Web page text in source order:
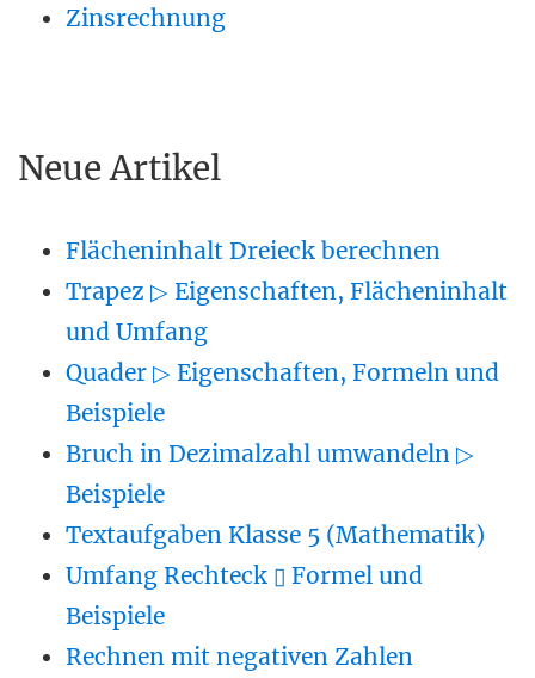
Zinsrechnung
Neue Artikel
Flächeninhalt Dreieck berechnen
Trapez ▷ Eigenschaften, Flächeninhalt
und Umfang
Quader ▷ Eigenschaften, Formeln und
Beispiele
Bruch in Dezimalzahl umwandeln ▷
Beispiele
Textaufgaben Klasse 5 (Mathematik)
Umfang Rechteck ▯ Formel und
Beispiele
Rechnen mit negativen Zahlen